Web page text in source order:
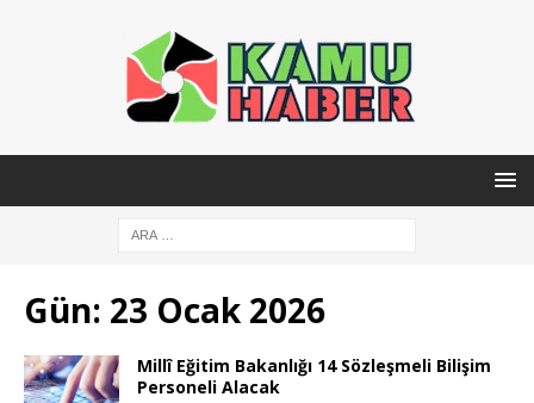
Gün: 23 Ocak 2026
Millî Eğitim Bakanlığı 14 Sözleşmeli Bilişim
Personeli Alacak